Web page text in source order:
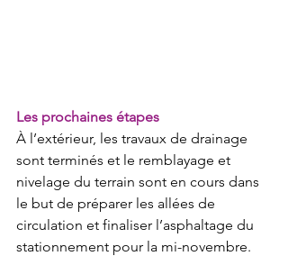
Les prochaines étapes
À l’extérieur, les travaux de drainage
sont terminés et le remblayage et
nivelage du terrain sont en cours dans
le but de préparer les allées de
circulation et finaliser l’asphaltage du
stationnement pour la mi-novembre.